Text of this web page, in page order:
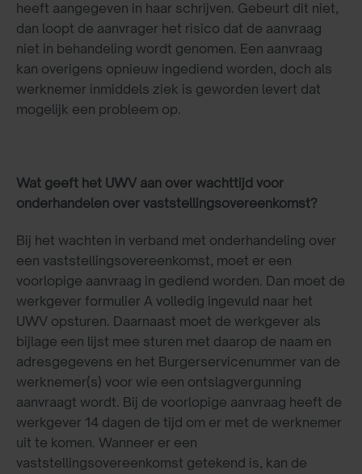
heeft aangegeven in haar schrijven. Gebeurt dit niet,
dan loopt de aanvrager het risico dat de aanvraag
niet in behandeling wordt genomen. Een aanvraag
kan overigens opnieuw ingediend worden, doch als
werknemer inmiddels ziek is geworden levert dat
mogelijk een probleem op.
Wat geeft het UWV aan over wachttijd voor
onderhandelen over vaststellingsovereenkomst?
Bij het wachten in verband met onderhandeling over
een vaststellingsovereenkomst, moet er een
voorlopige aanvraag in gediend worden. Dan moet de
werkgever formulier A volledig ingevuld naar het
UWV opsturen. Daarnaast moet de werkgever als
bijlage een lijst mee sturen met daarop de naam en
adresgegevens en het Burgerservicenummer van de
werknemer(s) voor wie een ontslagvergunning
aanvraagt wordt. Bij de voorlopige aanvraag heeft de
werkgever 14 dagen de tijd om er met de werknemer
uit te komen. Wanneer er een
vaststellingsovereenkomst getekend is, kan de